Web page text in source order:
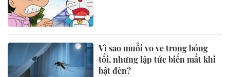
Vì sao muỗi vo ve trong bóng
tối, nhưng lập tức biến mất khi
bật đèn?